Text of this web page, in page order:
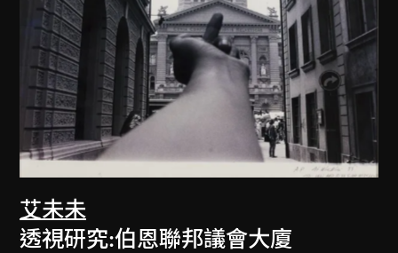
艾未未
透視研究:伯恩聯邦議會大廈